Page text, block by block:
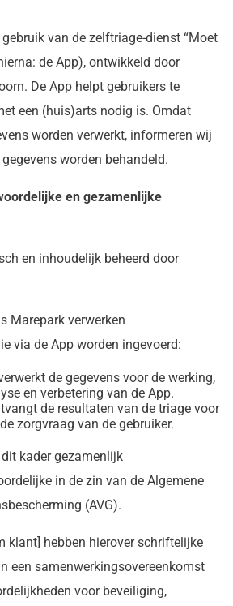
van de zelftriage-dienst “Moet
de App), ontwikkeld door
De App helpt gebruikers te
een (huis)arts nodig is. Omdat
worden verwerkt, informeren wij
worden behandeld.
en gezamenlijke
en inhoudelijk beheerd door
Marepark verwerken
via de App worden ingevoerd:
de gegevens voor de werking,
en verbetering van de App.
de resultaten van de triage voor
zorgvraag van de gebruiker.
kader gezamenlijk
in de zin van de Algemene
(AVG).
klant] hebben hierover schriftelijke
een samenwerkings­overeenkomst
voor beveiliging,